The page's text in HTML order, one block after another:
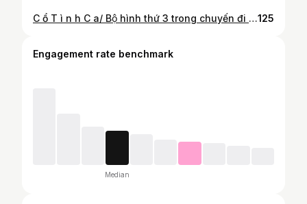
C ổ T ì n h C a/ Bộ hình thứ 3 trong chuyến đi Giang Nam của tụi mình. Một khúc cổ tình lặng trôi qua mái ngói rêu phong, qua chiếc bóng áo xanh in trên nền tường trắng, qua nhịp cầu đá ngả nghiêng soi mình xuống nước. Creative idea: Trần Sơn Stylist: Qing Qing Mod: Qing Qing Trang phục: La Qing Photo: #EvillLoo #DWstudio #LaQing Booking: 0914447654125
Engagement rate benchmark
Median